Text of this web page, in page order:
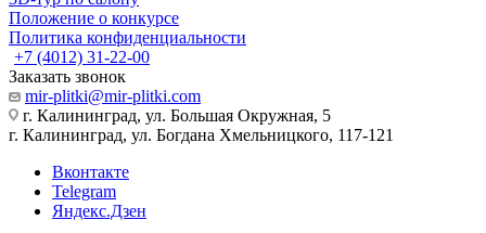
Положение о конкурсе
Политика конфиденциальности
+7 (4012) 31-22-00
Заказать звонок
mir-plitki@mir-plitki.com
г. Калининград, ул. Большая Окружная, 5
г. Калининград, ул. Богдана Хмельницкого, 117-121
Вконтакте
Telegram
Яндекс.Дзен